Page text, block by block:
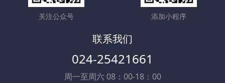
关注公众号 添加小程序
联系我们
024-25421661
周一至周六 08：00-18：00